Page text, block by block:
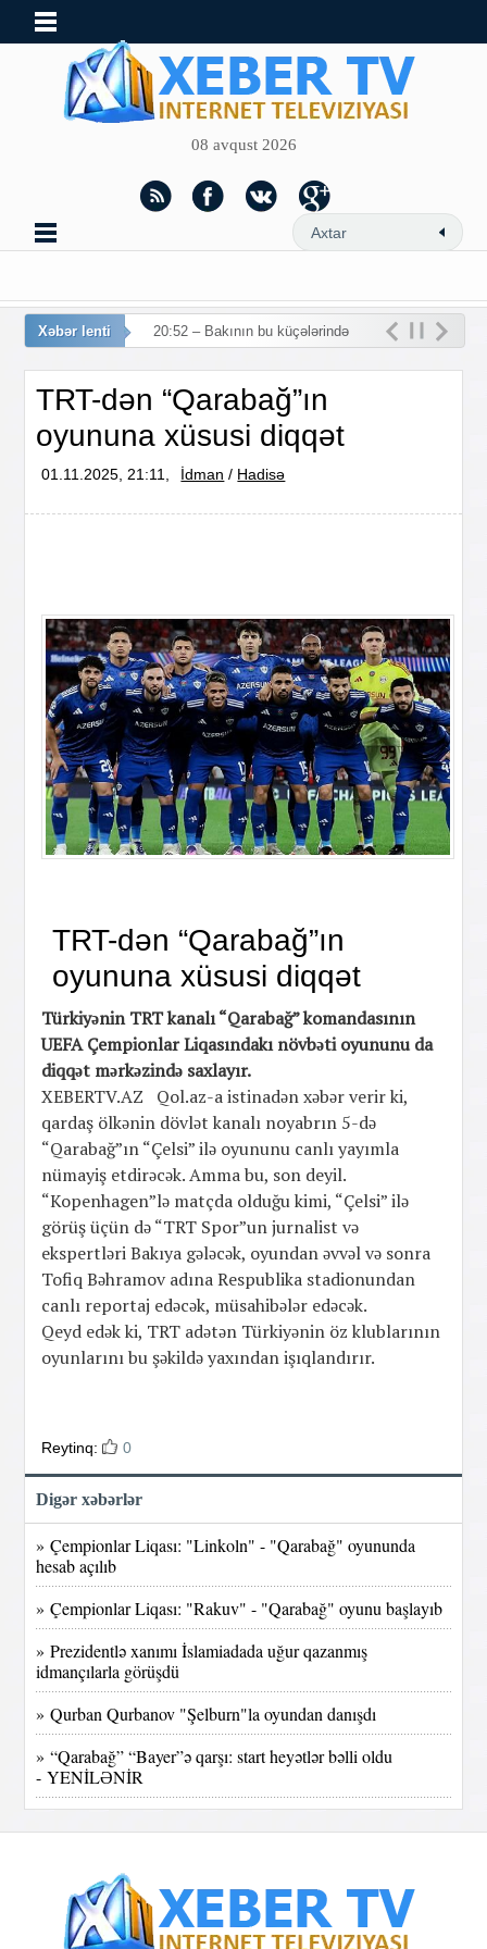
08 avqust 2026
Xəbər lenti 20:52 – Bakının bu küçələrində
TRT-dən “Qarabağ”ın
oyununa xüsusi diqqət
01.11.2025, 21:11, İdman / Hadisə
TRT-dən “Qarabağ”ın
oyununa xüsusi diqqət
Türkiyənin TRT kanalı “Qarabağ” komandasının
UEFA Çempionlar Liqasındakı növbəti oyununu da
diqqət mərkəzində saxlayır.
XEBERTV.AZ Qol.az-a istinadən xəbər verir ki,
qardaş ölkənin dövlət kanalı noyabrın 5-də
“Qarabağ”ın “Çelsi” ilə oyununu canlı yayımla
nümayiş etdirəcək. Amma bu, son deyil.
“Kopenhagen”lə matçda olduğu kimi, “Çelsi” ilə
görüş üçün də “TRT Spor”un jurnalist və
ekspertləri Bakıya gələcək, oyundan əvvəl və sonra
Tofiq Bəhramov adına Respublika stadionundan
canlı reportaj edəcək, müsahibələr edəcək.
Qeyd edək ki, TRT adətən Türkiyənin öz klublarının
oyunlarını bu şəkildə yaxından işıqlandırır.
Reytinq: 0
Digər xəbərlər
» Çempionlar Liqası: "Linkoln" - "Qarabağ" oyununda
hesab açılıb
» Çempionlar Liqası: "Rakuv" - "Qarabağ" oyunu başlayıb
» Prezidentlə xanımı İslamiadada uğur qazanmış
idmançılarla görüşdü
» Qurban Qurbanov "Şelburn"la oyundan danışdı
» “Qarabağ” “Bayer”ə qarşı: start heyətlər bəlli oldu
- YENİLƏNİR